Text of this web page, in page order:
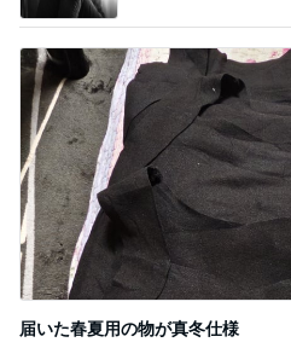
届いた春夏用の物が真冬仕様